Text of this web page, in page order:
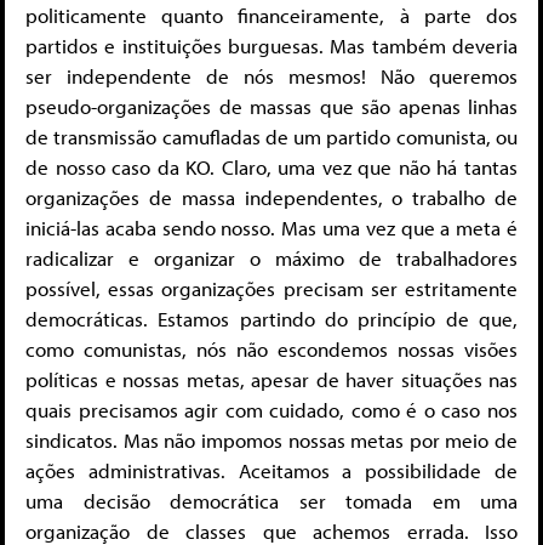
politicamente quanto financeiramente, à parte dos
partidos e instituições burguesas. Mas também deveria
ser independente de nós mesmos! Não queremos
pseudo-organizações de massas que são apenas linhas
de transmissão camufladas de um partido comunista, ou
de nosso caso da KO. Claro, uma vez que não há tantas
organizações de massa independentes, o trabalho de
iniciá-las acaba sendo nosso. Mas uma vez que a meta é
radicalizar e organizar o máximo de trabalhadores
possível, essas organizações precisam ser estritamente
democráticas. Estamos partindo do princípio de que,
como comunistas, nós não escondemos nossas visões
políticas e nossas metas, apesar de haver situações nas
quais precisamos agir com cuidado, como é o caso nos
sindicatos. Mas não impomos nossas metas por meio de
ações administrativas. Aceitamos a possibilidade de
uma decisão democrática ser tomada em uma
organização de classes que achemos errada. Isso